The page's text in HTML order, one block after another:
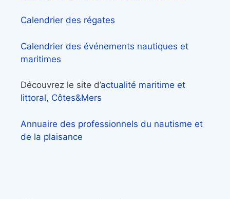
Calendrier des régates
Calendrier des événements nautiques et
maritimes
Découvrez le site d’actualité maritime et
littoral, Côtes&Mers
Annuaire des professionnels du nautisme et
de la plaisance